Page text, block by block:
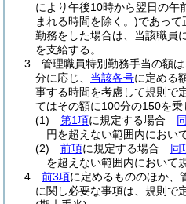
により午後10時から翌日の午
まれる時間を除く。)であって
勤務をした場合は、当該職員
を支給する。
3
管理職員特別勤務手当の額は
分に応じ、 当該各号に定める
事する時間を考慮して規則で
てはその額に100分の150を乗
(1)
第1項に規定する場合
円を超えない範囲内におい
(2)
前項に規定する場合 同
を超えない範囲内において
4
前3項に定めるもののほか、
に関し必要な事項は、規則で